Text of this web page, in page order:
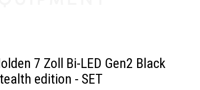
7 Zoll Bi-LED Gen2 Black
edition - SET